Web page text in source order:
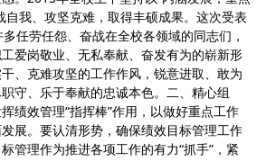
自我、攻坚克难，取得丰硕成果。这次受表
任劳任怨、奋战在全校各领域的同志们，
爱岗敬业、无私奉献、奋发有为的崭新形
、克难攻坚的工作作风，锐意进取、敢为
守、乐于奉献的忠诚本色。二、精心组
绩效管理“指挥棒”作用，以做好重点工作
展。要认清形势，确保绩效目标管理工作
管理作为推进各项工作的有力“抓手”，紧